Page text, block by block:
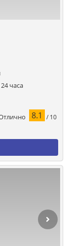
часа
8.1 / 10